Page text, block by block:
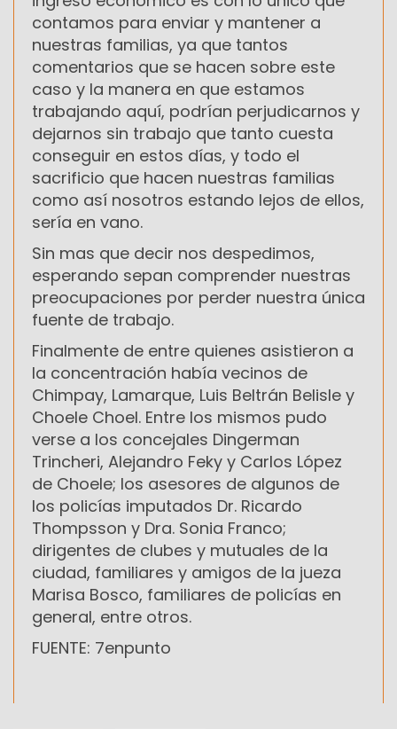
contamos para enviar y mantener a
nuestras familias, ya que tantos
comentarios que se hacen sobre este
caso y la manera en que estamos
trabajando aquí, podrían perjudicarnos y
dejarnos sin trabajo que tanto cuesta
conseguir en estos días, y todo el
sacrificio que hacen nuestras familias
como así nosotros estando lejos de ellos,
sería en vano.
Sin mas que decir nos despedimos,
esperando sepan comprender nuestras
preocupaciones por perder nuestra única
fuente de trabajo.
Finalmente de entre quienes asistieron a
la concentración había vecinos de
Chimpay, Lamarque, Luis Beltrán Belisle y
Choele Choel. Entre los mismos pudo
verse a los concejales Dingerman
Trincheri, Alejandro Feky y Carlos López
de Choele; los asesores de algunos de
los policías imputados Dr. Ricardo
Thompsson y Dra. Sonia Franco;
dirigentes de clubes y mutuales de la
ciudad, familiares y amigos de la jueza
Marisa Bosco, familiares de policías en
general, entre otros.
FUENTE: 7enpunto